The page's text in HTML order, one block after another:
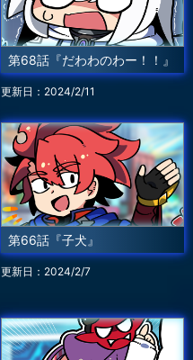
第68話『だわわのわー！！』
更新日：2024/2/11
第66話『子犬』
更新日：2024/2/7